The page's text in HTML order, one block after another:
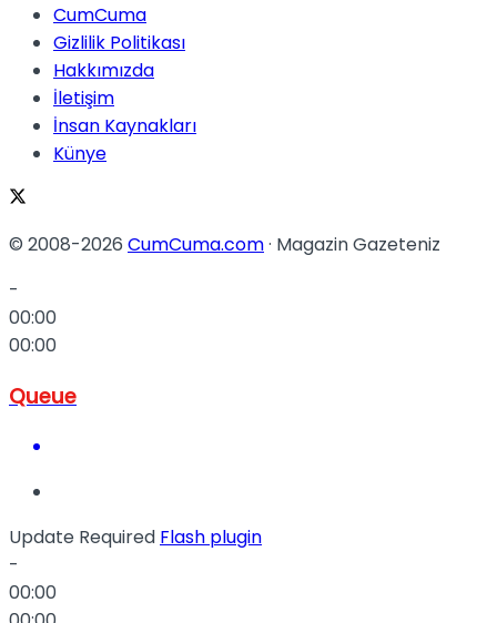
CumCuma
Gizlilik Politikası
Hakkımızda
İletişim
İnsan Kaynakları
Künye
© 2008-2026 CumCuma.com· Magazin Gazeteniz
-
00:00
00:00
Queue
Update Required Flash plugin
-
00:00